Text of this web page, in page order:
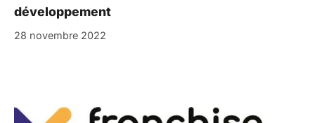
développement
28 novembre 2022